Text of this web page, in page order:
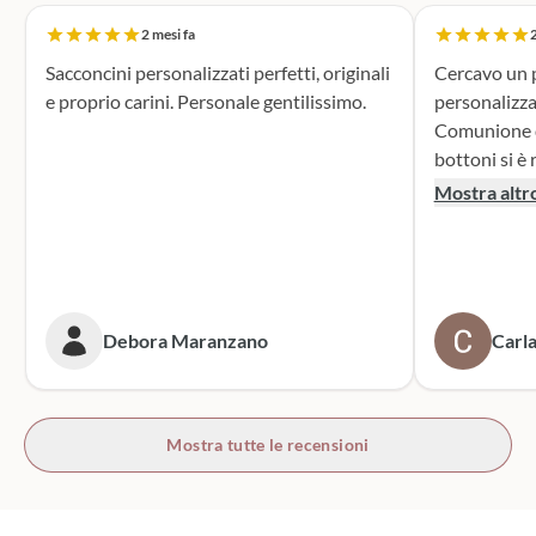
2 mesi fa
Sacconcini personalizzati perfetti, originali
e proprio carini. Personale gentilissimo.
Debora Maranzano
Cercavo
Comunione di
bottoni si è
supporto
prossime
bottoni!
Mostra
Mostra tutte le recensioni